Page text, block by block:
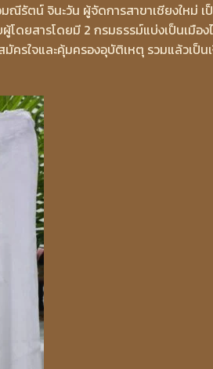
ณีรัตน์ จินะวัน ผู้จัดการสาขาเชียงใหม่ เ
ดยสารโดยมี 2 กรมธรรม์แบ่งเป็นเมือง
ครใจและคุ้มครองอุบัติเหตุ รวมแล้วเป็น